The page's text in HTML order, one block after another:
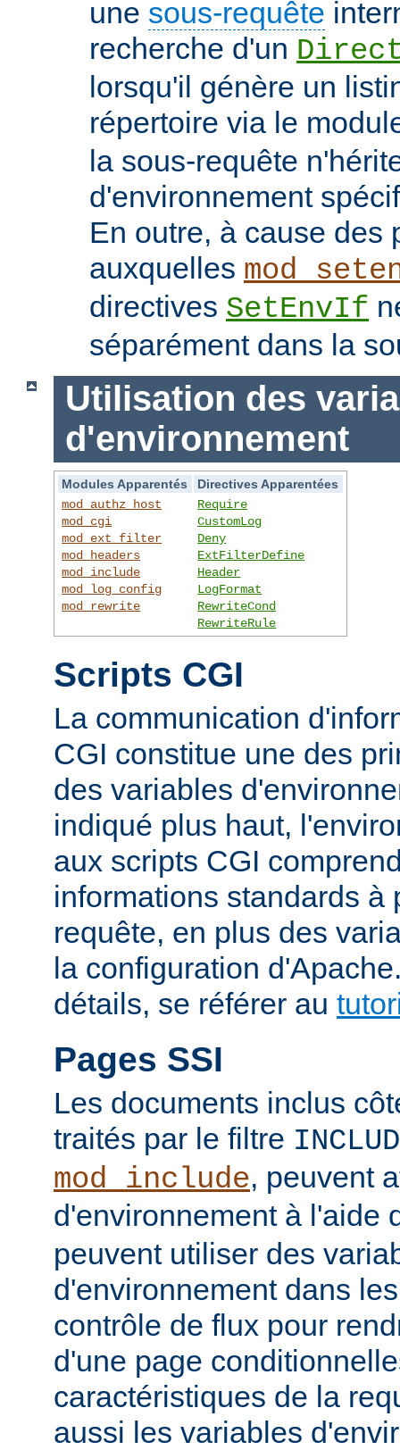
une sous-requête
recherche d'un
lorsqu'il génère un
répertoire via le
la sous-requête
d'environnement
En outre, à cause des
auxquelles
directives SetEnvIf
séparément dans la
Utilisation des
d'environnement
Modules Apparentés
Directives Apparentées
mod_authz_host
mod_cgi
mod_ext_filter
mod_headers
mod_include
mod_log_config
mod_rewrite
Require
CustomLog
Deny
ExtFilterDefine
Header
LogFormat
RewriteCond
RewriteRule
Scripts CGI
La communication
CGI constitue une des
des variables
indiqué plus haut,
aux scripts CGI
informations standards à
requête, en plus des
la configuration
détails, se référer au
Pages SSI
Les documents inclus
traités par le filtre
mod_include, peuvent
d'environnement à l'aide
peuvent utiliser des
d'environnement dans
contrôle de flux pour
d'une page
caractéristiques de la
aussi les variables